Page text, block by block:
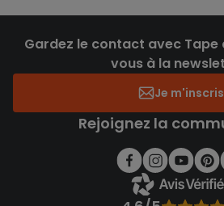
Gardez le contact avec Tape
vous à la
Je m'inscris
Rejoignez la